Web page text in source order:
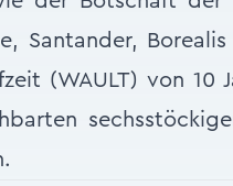
Santander,
(WAULT) von 10